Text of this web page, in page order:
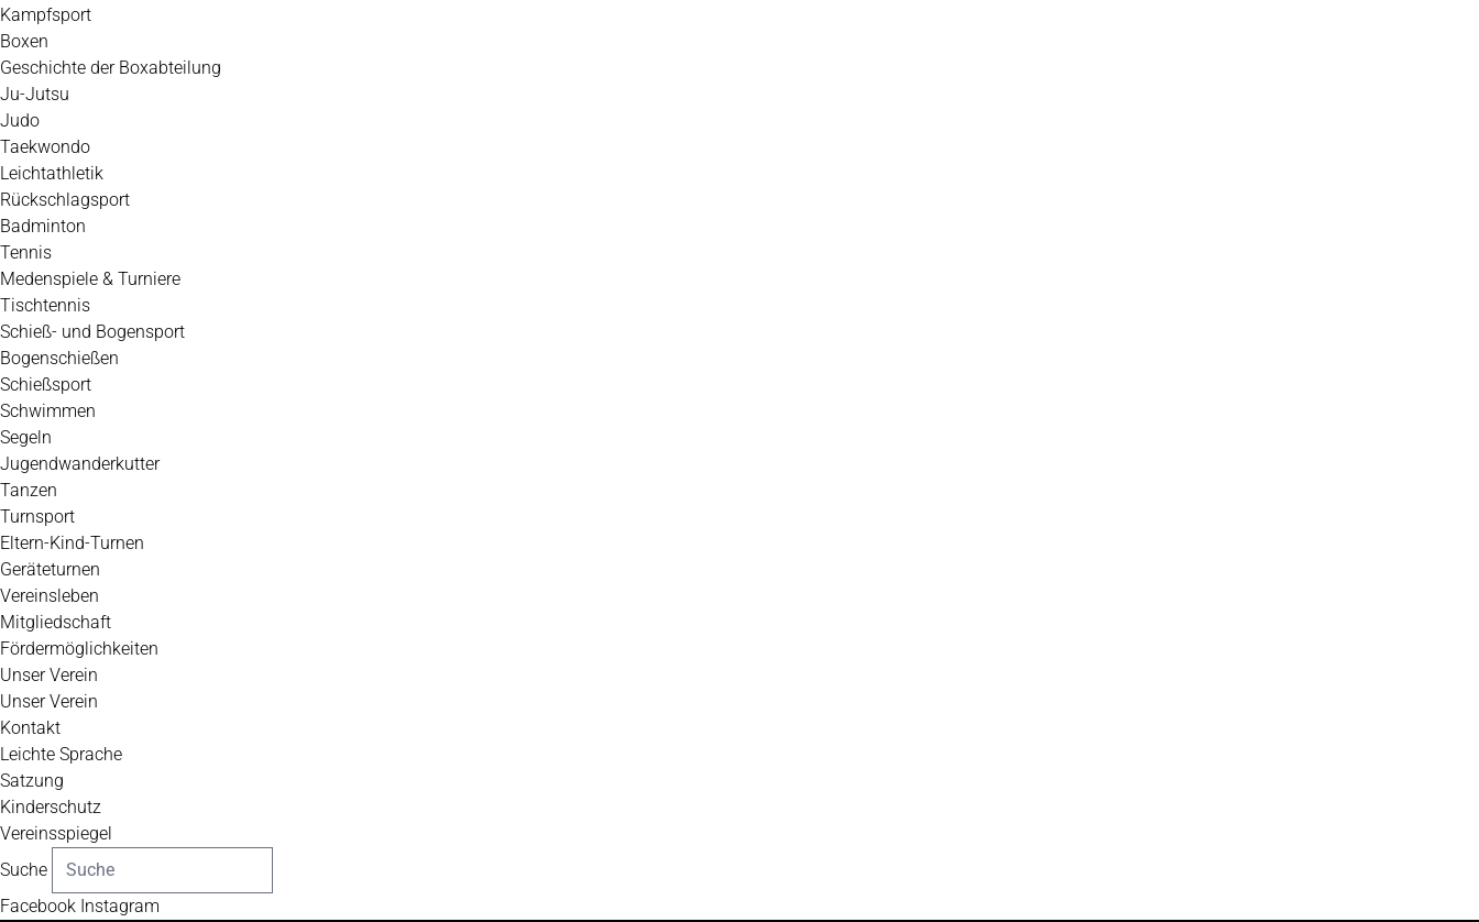
Kampfsport
Boxen
Geschichte der Boxabteilung
Ju-Jutsu
Judo
Taekwondo
Leichtathletik
Rückschlagsport
Badminton
Tennis
Medenspiele & Turniere
Tischtennis
Schieß- und Bogensport
Bogenschießen
Schießsport
Schwimmen
Segeln
Jugendwanderkutter
Tanzen
Turnsport
Eltern-Kind-Turnen
Geräteturnen
Vereinsleben
Mitgliedschaft
Fördermöglichkeiten
Unser Verein
Unser Verein
Kontakt
Leichte Sprache
Satzung
Kinderschutz
Vereinsspiegel
Suche
Facebook Instagram